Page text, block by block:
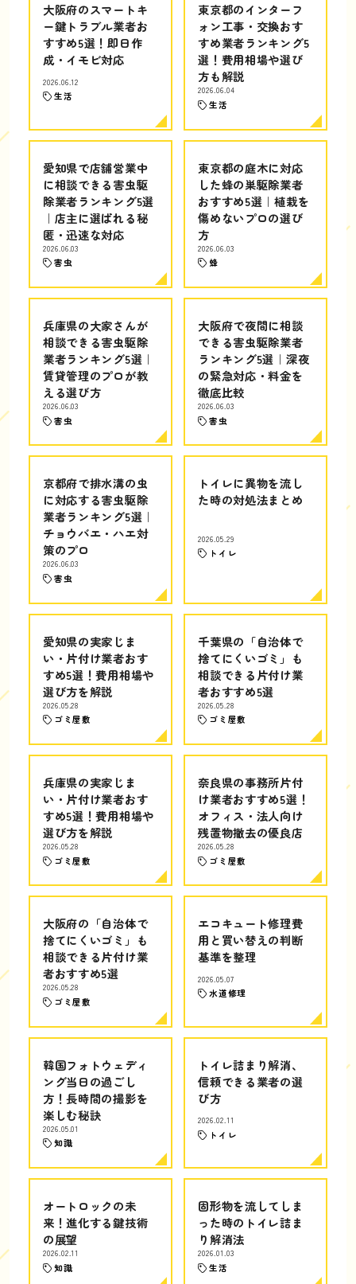
大阪府のスマートキ
ー鍵トラブル業者お
すすめ5選！即日作
成・イモビ対応
2026.06.12
生活
東京都のインターフ
ォン工事・交換おす
すめ業者ランキング5
選！費用相場や選び
方も解説
2026.06.04
生活
愛知県で店舗営業中
に相談できる害虫駆
除業者ランキング5選
｜店主に選ばれる秘
匿・迅速な対応
2026.06.03
害虫
東京都の庭木に対応
した蜂の巣駆除業者
おすすめ5選｜植栽を
傷めないプロの選び
方
2026.06.03
蜂
兵庫県の大家さんが
相談できる害虫駆除
業者ランキング5選｜
賃貸管理のプロが教
える選び方
2026.06.03
害虫
大阪府で夜間に相談
できる害虫駆除業者
ランキング5選｜深夜
の緊急対応・料金を
徹底比較
2026.06.03
害虫
京都府で排水溝の虫
に対応する害虫駆除
業者ランキング5選｜
チョウバエ・ハエ対
策のプロ
2026.06.03
害虫
トイレに異物を流し
た時の対処法まとめ
2026.05.29
トイレ
愛知県の実家じま
い・片付け業者おす
すめ5選！費用相場や
選び方を解説
2026.05.28
ゴミ屋敷
千葉県の「自治体で
捨てにくいゴミ」も
相談できる片付け業
者おすすめ5選
2026.05.28
ゴミ屋敷
兵庫県の実家じま
い・片付け業者おす
すめ5選！費用相場や
選び方を解説
2026.05.28
ゴミ屋敷
奈良県の事務所片付
け業者おすすめ5選！
オフィス・法人向け
残置物撤去の優良店
2026.05.28
ゴミ屋敷
大阪府の「自治体で
捨てにくいゴミ」も
相談できる片付け業
者おすすめ5選
2026.05.28
ゴミ屋敷
エコキュート修理費
用と買い替えの判断
基準を整理
2026.05.07
水道修理
韓国フォトウェディ
ング当日の過ごし
方！長時間の撮影を
楽しむ秘訣
2026.05.01
知識
トイレ詰まり解消、
信頼できる業者の選
び方
2026.02.11
トイレ
オートロックの未
来！進化する鍵技術
の展望
2026.02.11
知識
固形物を流してしま
った時のトイレ詰ま
り解消法
2026.01.03
生活